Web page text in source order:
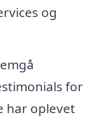
og
for
har oplevet